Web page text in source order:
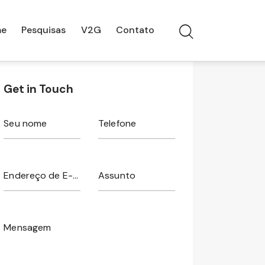
Pesquisas V2G Contato
Get in Touch